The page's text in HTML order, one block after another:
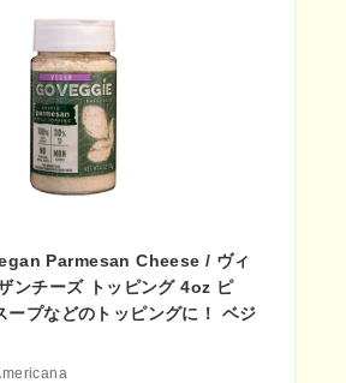
Parmesan Cheese / ヴィ
ンチーズ トッピング 4oz ピ
ープなどのトッピングに！ ベジ